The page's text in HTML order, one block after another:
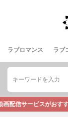
ラブロマンス ラブ
すめ！よりお得に韓